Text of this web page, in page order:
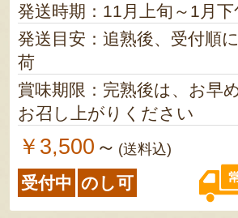
発送時期：11月上旬～1月下
発送目安：追熟後、受付順
荷
賞味期限：完熟後は、お早
お召し上がりください
￥3,500 ～ (送料込)
受付中 のし可